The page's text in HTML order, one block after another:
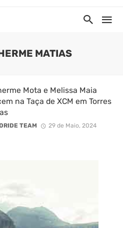
MATIAS
Mota e Melissa Maia
na Taça de XCM em Torres
TEAM 29 de Maio, 2024